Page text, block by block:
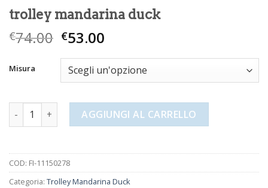
trolley mandarina duck
€74.00 €53.00
Misura
trolley mandarina duck quantità
AGGIUNGI AL CARRELLO
COD: FI-11150278
Categoria: Trolley Mandarina Duck